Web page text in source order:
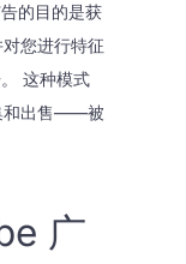
的目的是获
您进行特征
这种模式
和出售——被
广